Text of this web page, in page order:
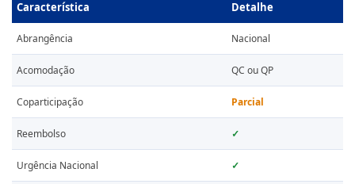
Característica Detalhe
Abrangência Nacional
Acomodação QC ou QP
Coparticipação Parcial
Reembolso ✓
Urgência Nacional ✓